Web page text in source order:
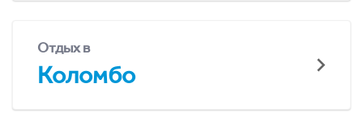
Отдых в
Коломбо